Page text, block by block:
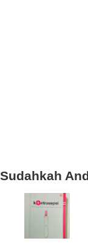
Sudahkah